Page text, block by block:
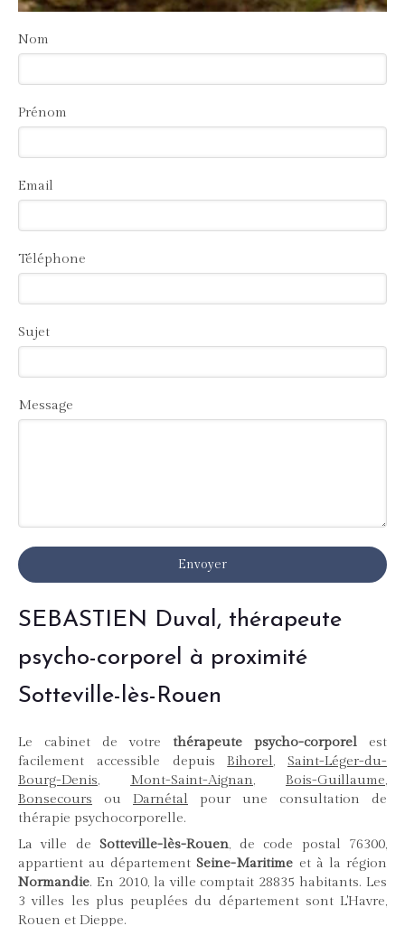
Nom
Prénom
Email
Téléphone
Sujet
Message
Envoyer
SEBASTIEN Duval, thérapeute
psycho-corporel à proximité
Sotteville-lès-Rouen
Le cabinet de votre thérapeute psycho-corporel est
facilement accessible depuis Bihorel, Saint-Léger-du-
Bourg-Denis, Mont-Saint-Aignan, Bois-Guillaume,
Bonsecours ou Darnétal pour une consultation de
thérapie psychocorporelle.
La ville deSotteville-lès-Rouen, de code postal 76300,
appartient au départementSeine-Maritime et à la région
Normandie. En 2010, la ville comptait 28835 habitants. Les
3 villes les plus peuplées du département sont L'Havre,
Rouen et Dieppe.